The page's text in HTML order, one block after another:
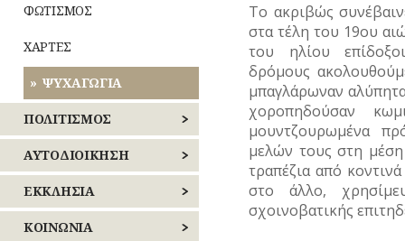
ΦΩΤΙΣΜΟΣ
ΧΑΡΤΕΣ
ΨΥΧΑΓΩΓΙΑ
ΠΟΛΙΤΙΣΜΟΣ
ΑΘΛΗΤΙΣΜΟΣ
ΓΛΥΠΤΙΚΗ
ΖΩΓΡΑΦΙΚΗ
ΑΥΤΟΔΙΟΙΚΗΣΗ
ΚΕΝΤΡΙΚΟΣ
ΤΟΜΕΑΣ
ΑΘΗΝΩΝ
ΕΚΚΛΗΣΙΑ
ΝΑΟΙ
ΚΟΙΝΩΝΙΑ
Το ακριβώς
στα τέλη του 19ου
του ηλίου
δρόμους
μπαγλάρωναν
χοροπηδούσαν
μουντζουρωμένα
μελών τους στη
τραπέζια από
στο άλλο,
σχοινοβατικής